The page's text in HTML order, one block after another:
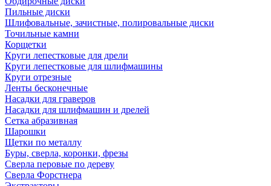
Пильные диски
Шлифовальные, зачистные, полировальные диски
Точильные камни
Корщетки
Круги лепестковые для дрели
Круги лепестковые для шлифмашины
Круги отрезные
Ленты бесконечные
Насадки для граверов
Насадки для шлифмашин и дрелей
Сетка абразивная
Шарошки
Щетки по металлу
Буры, сверла, коронки, фрезы
Сверла перовые по дереву
Сверла Форстнера